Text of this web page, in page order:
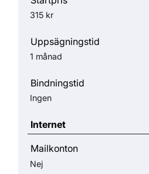
315 kr
Uppsägningstid
1 månad
Bindningstid
Ingen
Internet
Mailkonton
Nej